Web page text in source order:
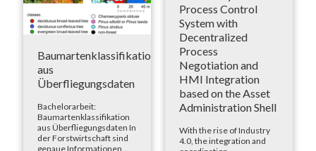
Process Control
System with
Decentralized
Process
Negotiation and
HMI Integration
based on the Asset
Administration Shell
With the rise of Industry
4.0, the integration and
Baumartenklassifikation
aus
Überfliegungsdaten
Bachelorarbeit:
Baumartenklassifikation
aus Überfliegungsdaten In
der Forstwirtschaft sind
genaue Informationen...